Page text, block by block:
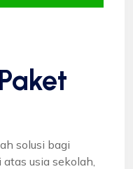
solusi bagi
usia sekolah,